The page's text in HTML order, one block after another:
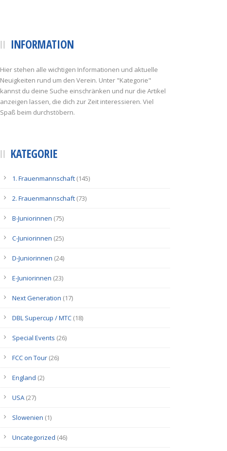
INFORMATION
Hier stehen alle wichtigen Informationen und aktuelle
Neuigkeiten rund um den Verein. Unter "Kategorie"
kannst du deine Suche einschränken und nur die Artikel
anzeigen lassen, die dich zur Zeit interessieren. Viel
Spaß beim durchstöbern.
KATEGORIE
1. Frauenmannschaft (145)
2. Frauenmannschaft (73)
B-Juniorinnen (75)
C-Juniorinnen (25)
D-Juniorinnen (24)
E-Juniorinnen (23)
Next Generation (17)
DBL Supercup / MTC (18)
Special Events (26)
FCC on Tour (26)
England (2)
USA (27)
Slowenien (1)
Uncategorized (46)